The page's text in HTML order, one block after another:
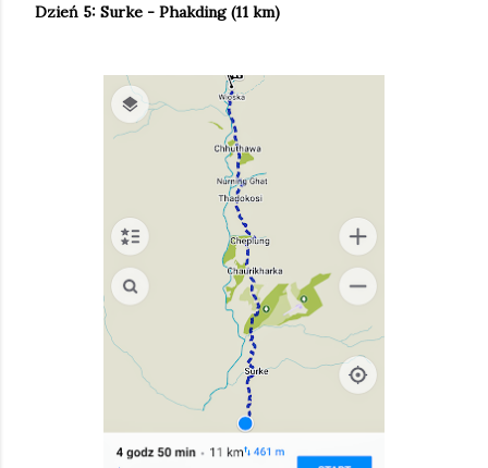
Dzień 5: Surke - Phakding (11 km)